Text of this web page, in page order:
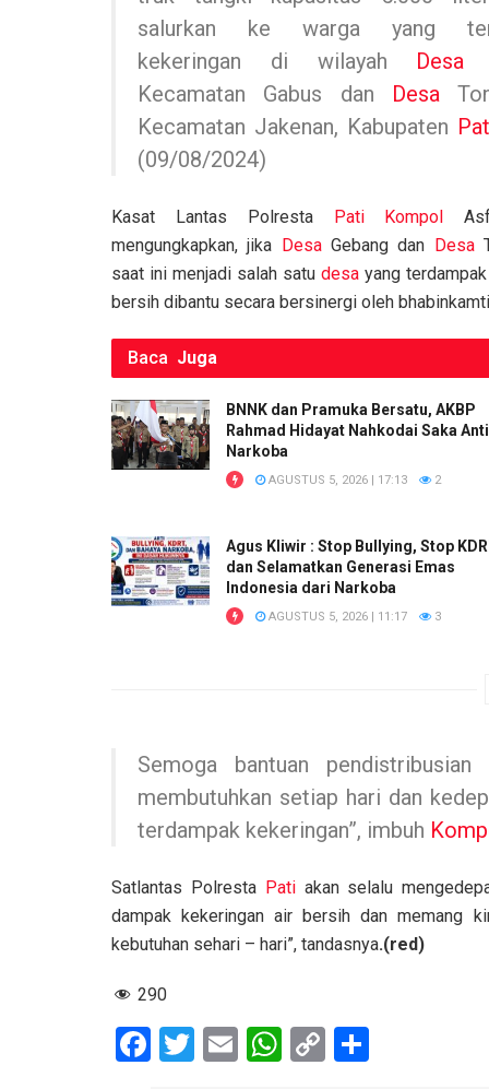
k
salurkan ke warga yang
kekeringan di wilayah Desa
Kecamatan Gabus dan Desa
Kecamatan Jakenan, Kabupaten
(09/08/2024)
Kasat Lantas Polresta Pati Kompol
mengungkapkan, jika DesaGebang dan Desa
saat ini menjadi salah satu desayang terdampak
bersih dibantu secara bersinergi oleh
Baca Juga
BNNK dan Pramuka Bersatu, AKBP
Rahmad Hidayat Nahkodai Saka Anti
Narkoba
AGUSTUS 5, 2026 | 17:13 2
Agus Kliwir : Stop Bullying, Stop
dan Selamatkan Generasi Emas
Indonesia dari Narkoba
AGUSTUS 5, 2026 | 11:17 3
Semoga bantuan
membutuhkan setiap hari dan
terdampak kekeringan”, imbuh
Satlantas Polresta Patiakan selalu
dampak kekeringan air bersih dan memang
kebutuhan sehari – hari”, tandasnya.(red)
290
F
T
E
W C